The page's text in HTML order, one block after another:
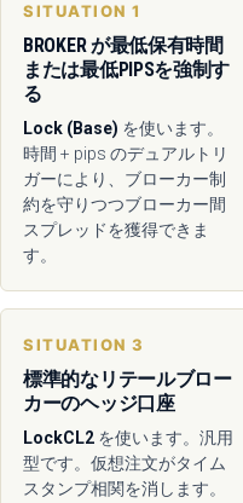
SITUATION 1
BROKER が最低保有時間
または最低PIPSを強制す
る
Lock (Base) を使います。
時間 + pips のデュアルトリ
ガーにより、ブローカー制
約を守りつつブローカー間
スプレッドを獲得できま
す。
SITUATION 3
標準的なリテールブロー
カーのヘッジ口座
LockCL2 を使います。汎用
型です。仮想注文がタイム
スタンプ相関を消します。